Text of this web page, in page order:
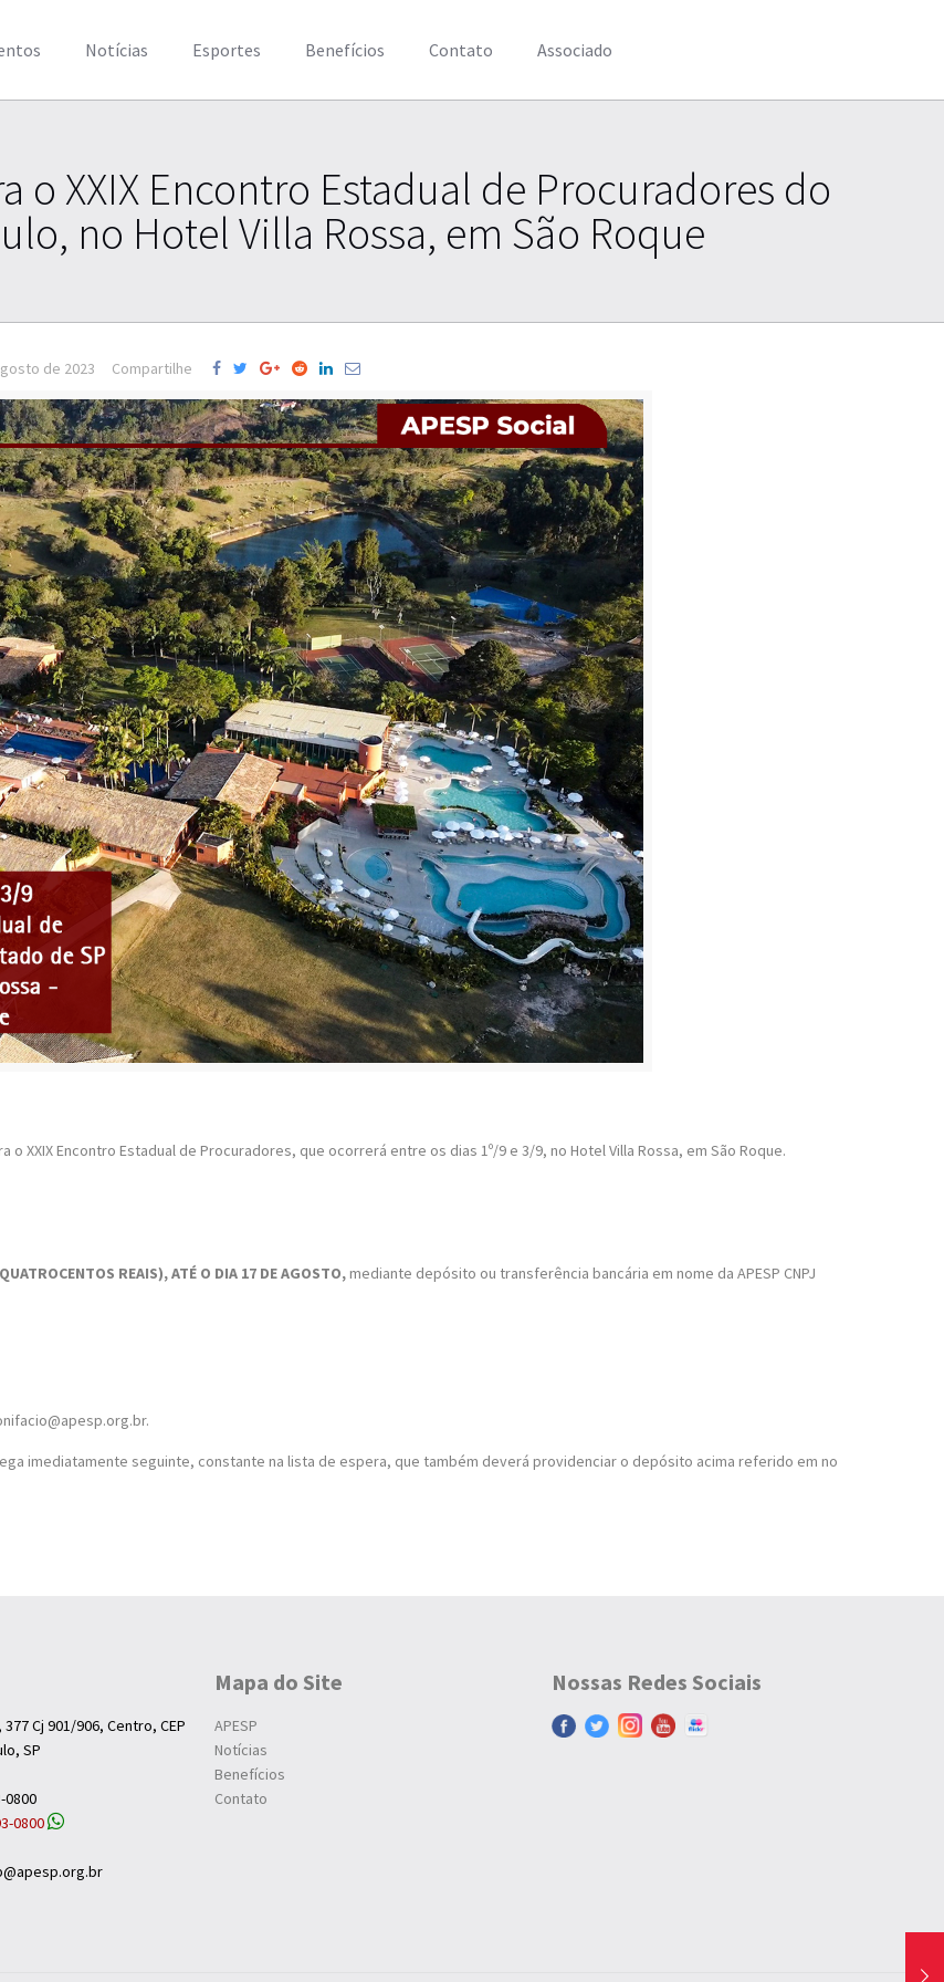
Notícias Esportes Benefícios Contato Associado
o XXIX Encontro Estadual de Procuradores do
no Hotel Villa Rossa, em São Roque
de 2023 Compartilhe
XXIX Encontro Estadual de Procuradores, que ocorrerá entre os dias 1º/9 e 3/9, no Hotel Villa Rossa, em São Roque.
REAIS), ATÉ O DIA 17 DE AGOSTO,mediante depósito ou transferência bancária em nome da APESP CNPJ
imediatamente seguinte, constante na lista de espera, que também deverá providenciar o depósito acima referido em no
Cj 901/906, Centro, CEP
SP
0800
0800
Mapa do Site
APESP
Notícias
Benefícios
Contato
Nossas Redes Sociais